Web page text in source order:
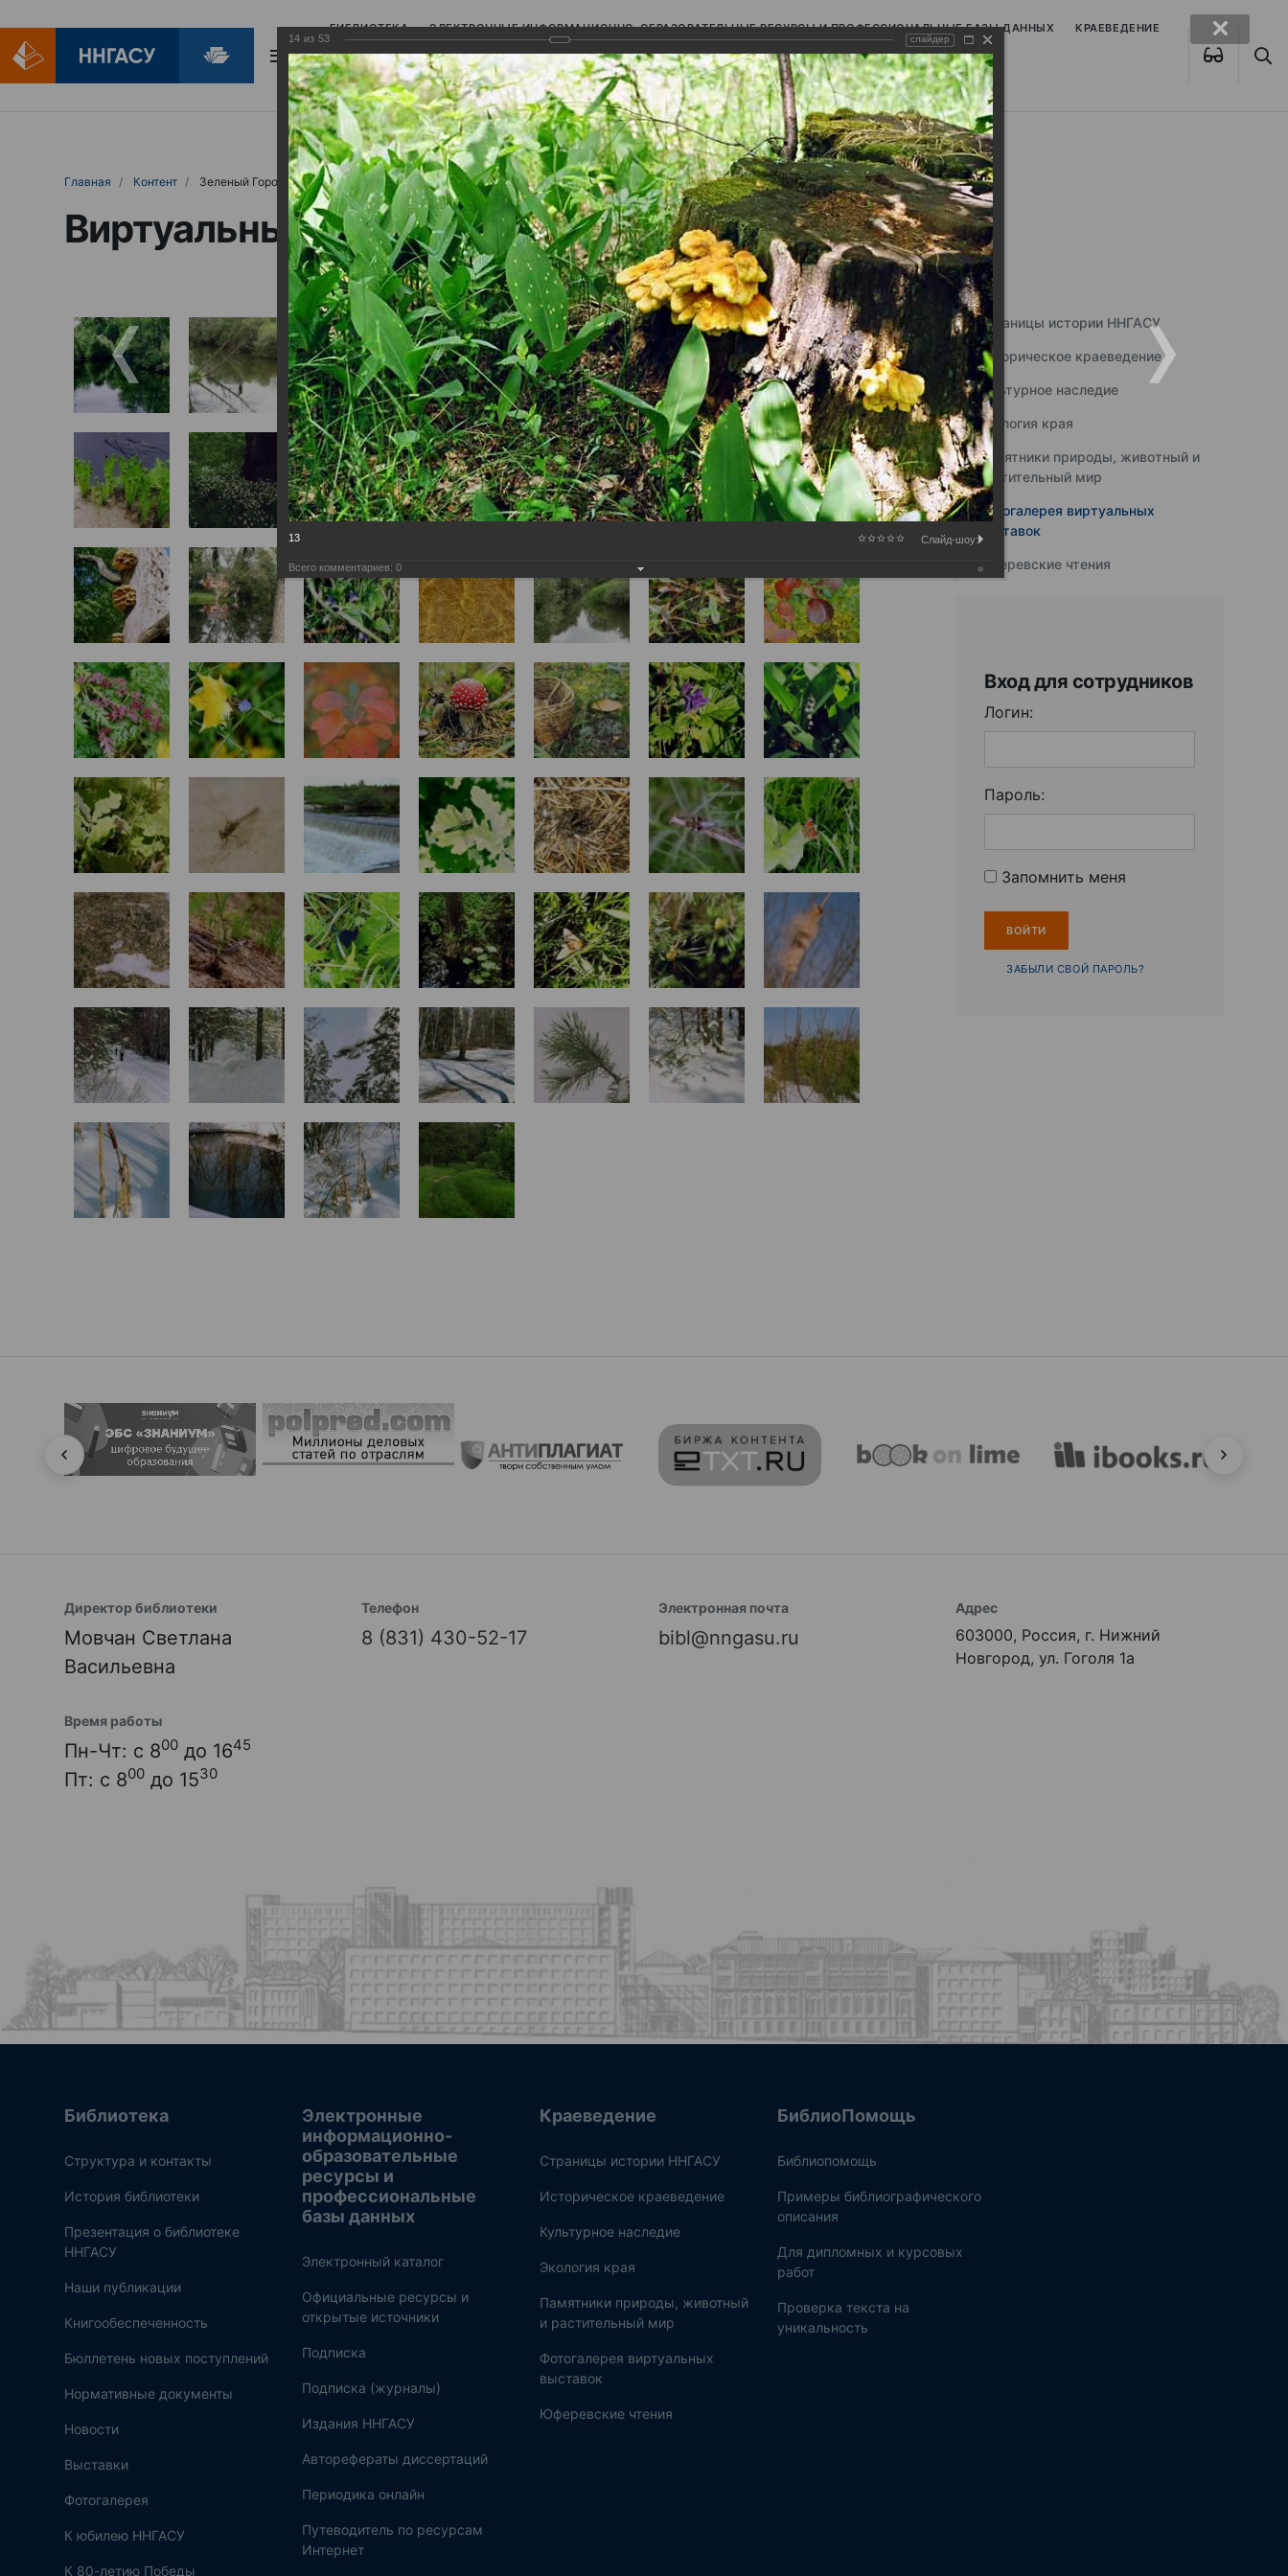
БИБЛИОТЕКА ЭЛЕКТРОННЫЕ ИНФОРМАЦИОННО-ОБРАЗОВАТЕЛЬНЫЕ РЕСУРСЫ И ПРОФЕССИОНАЛЬНЫЕ БАЗЫ ДАННЫХ КРАЕВЕДЕНИЕ
БИБЛИОПОМОЩЬ
Главная Контент Зеленый Город
Виртуальные выставки (фотоальбомы)
Страницы истории ННГАСУ
Историческое краеведение
Культурное наследие
Экология края
Памятники природы, животный и
растительный мир
Фотогалерея виртуальных
выставок
Юферевские чтения
Вход для сотрудников
Логин:
Пароль:
Запомнить меня
ЗАБЫЛИ СВОЙ ПАРОЛЬ?
Директор библиотеки
Мовчан Светлана
Васильевна
Телефон
8 (831) 430-52-17
Электронная почта
bibl@nngasu.ru
Адрес
603000, Россия, г. Нижний
Новгород, ул. Гоголя 1а
Время работы
Пн-Чт: с 800 до 1645
Пт: с 800 до 1530
Библиотека
Структура и контакты
История библиотеки
Презентация о библиотеке
ННГАСУ
Наши публикации
Книгообеспеченность
Бюллетень новых поступлений
Нормативные документы
Новости
Выставки
Фотогалерея
К юбилею ННГАСУ
К 80-летию Победы
Электронные
информационно-
образовательные
ресурсы и
профессиональные
базы данных
Электронный каталог
Официальные ресурсы и
открытые источники
Подписка
Подписка (журналы)
Издания ННГАСУ
Авторефераты диссертаций
Периодика онлайн
Путеводитель по ресурсам
Интернет
Краеведение
Страницы истории ННГАСУ
Историческое краеведение
Культурное наследие
Экология края
Памятники природы, животный
и растительный мир
Фотогалерея виртуальных
выставок
Юферевские чтения
БиблиоПомощь
Библиопомощь
Примеры библиографического
описания
Для дипломных и курсовых
работ
Проверка текста на
уникальность
14 из 53 слайдер
13 Слайд-шоу:
Всего комментариев: 0